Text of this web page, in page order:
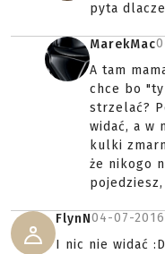
pyta
MarekMac
A tam
chce bo
strzelać?
widać, a w
kulki
że nikogo
FlynN04-07-
I nic nie widać